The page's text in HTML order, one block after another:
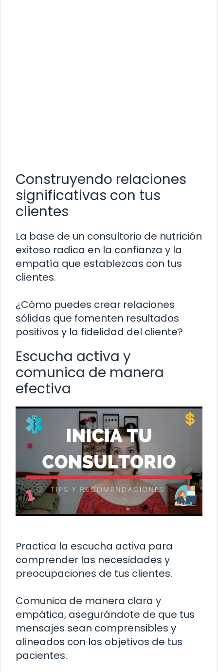
Construyendo relaciones
significativas con tus
clientes
La base de un consultorio de nutrición
exitoso radica en la confianza y la
empatía que establezcas con tus
clientes.
¿Cómo puedes crear relaciones
sólidas que fomenten resultados
positivos y la fidelidad del cliente?
Escucha activa y
comunica de manera
efectiva
Practica la escucha activa para
comprender las necesidades y
preocupaciones de tus clientes.
Comunica de manera clara y
empática, asegurándote de que tus
mensajes sean comprensibles y
alineados con los objetivos de tus
pacientes.